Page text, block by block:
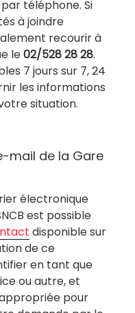
téléphone. Si
à joindre
recourir à
le02/528 28 28.
7 jours sur 7, 24
les informations
situation.
mail de la Gare
électronique
est possible
disponible sur
de ce
en tant que
ou autre, et
pour